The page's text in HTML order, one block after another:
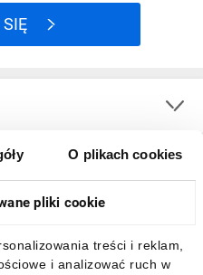
O plikach cookies
pliki cookie
treści i reklam,
i analizować ruch w